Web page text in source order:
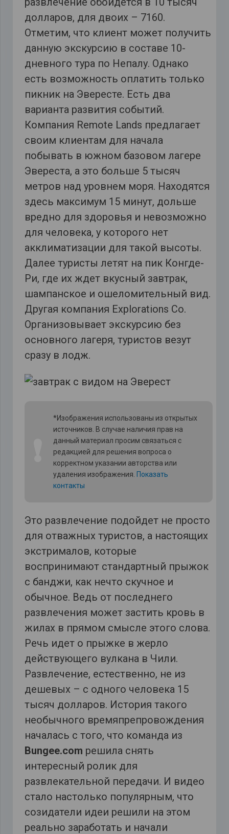
долларов, для двоих – 7160.
Отметим, что клиент может получить
данную экскурсию в составе 10-
дневного тура по Непалу. Однако
есть возможность оплатить только
пикник на Эвересте. Есть два
варианта развития событий.
Компания Remote Lands предлагает
своим клиентам для начала
побывать в южном базовом лагере
Эвереста, а это больше 5 тысяч
метров над уровнем моря. Находятся
здесь максимум 15 минут, дольше
вредно для здоровья и невозможно
для человека, у которого нет
акклиматизации для такой высоты.
Далее туристы летят на пик Конгде-
Ри, где их ждет вкусный завтрак,
шампанское и ошеломительный вид.
Другая компания Explorations Co.
Организовывает экскурсию без
основного лагеря, туристов везут
сразу в лодж.
*Изображения использованы из открытых
источников. В случае наличия прав на
данный материал просим связаться с
редакцией для решения вопроса о
корректном указании авторства или
удаления изображения. Показать
контакты
Это развлечение подойдет не просто
для отважных туристов, а настоящих
экстрималов, которые
воспринимают стандартный прыжок
с банджи, как нечто скучное и
обычное. Ведь от последнего
развлечения может застить кровь в
жилах в прямом смысле этого слова.
Речь идет о прыжке в жерло
действующего вулкана в Чили.
Развлечение, естественно, не из
дешевых – с одного человека 15
тысяч долларов. История такого
необычного времяпрепровождения
началась с того, что команда из
Bungee.com решила снять
интересный ролик для
развлекательной передачи. И видео
стало настолько популярным, что
созидатели идеи решили на этом
реально заработать и начали